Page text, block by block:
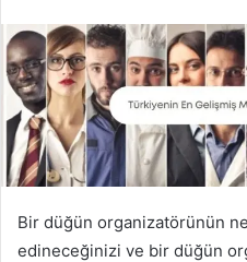
Bir düğün organizatörünün ne
edineceğinizi ve bir düğün